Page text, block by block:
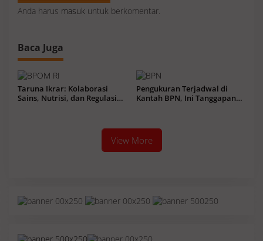
Anda harus masuk untuk berkomentar.
Baca Juga
Taruna Ikrar: Kolaborasi
Sains, Nutrisi, dan Regulasi
Pengukuran Terjadwal di
Kantah BPN, Ini Tanggapan
View More